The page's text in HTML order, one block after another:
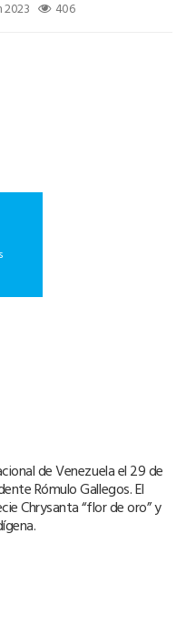
2023 406
de Venezuela el 29 de
Rómulo Gallegos. El
Chrysanta “flor de oro” y